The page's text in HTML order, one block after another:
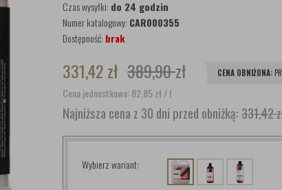
Czas wysyłki: do 24 godzin
Numer katalogowy: CAR000355
Dostępność: brak
331,42zł 389,90zł CENA OBNIŻONA:
Cena jednostkowa: 82,85zł/ l
Najniższa cena z 30 dni przed obniżką:331,42
Wybierz wariant: